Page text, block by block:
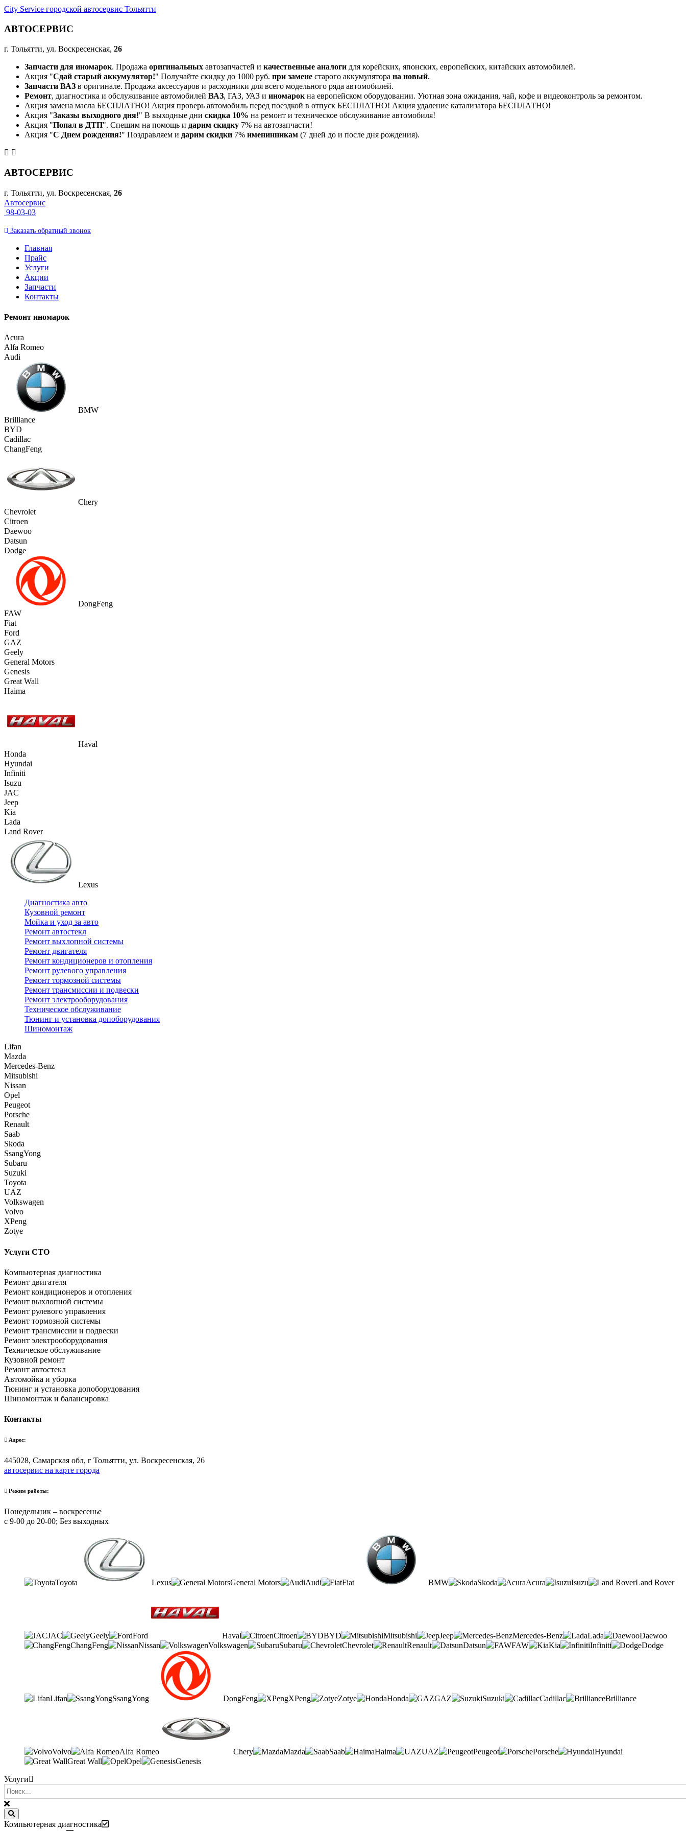
City Service городской автосервис Тольятти
АВТОСЕРВИС
г. Тольятти, ул. Воскресенская, 26
Запчасти для иномарок. Продажа оригинальных автозапчастей и качественные аналоги для корейских, японских, европейских, китайских автомобилей.
Акция "Сдай старый аккумулятор!" Получайте скидку до 1000 руб. при замене старого аккумулятора на новый.
Запчасти ВАЗ в оригинале. Продажа аксессуаров и расходники для всего модельного ряда автомобилей.
Ремонт, диагностика и обслуживание автомобилей ВАЗ, ГАЗ, УАЗ и иномарокна европейском оборудовании. Уютная зона ожидания, чай, кофе и видеоконтроль за ремонтом.
Акция замена масла БЕСПЛАТНО! Акция проверь автомобиль перед поездкой в отпуск БЕСПЛАТНО! Акция удаление катализатора БЕСПЛАТНО!
Акция "Заказы выходного дня!" В выходные дни скидка 10% на ремонт и техническое обслуживание автомобиля!
Акция "Попал в ДТП". Спешим на помощь и дарим скидку 7% на автозапчасти!
Акция "С Днем рождения!" Поздравляем и дарим скидки 7% именинникам (7 дней до и после дня рождения).
АВТОСЕРВИС
г. Тольятти, ул. Воскресенская, 26
Автосервис
98-03-03
Заказать обратный звонок
Главная
Прайс
Услуги
Акции
Запчасти
Контакты
Ремонт иномарок
Acura
Alfa Romeo
Audi
BMW
Brilliance
BYD
Cadillac
ChangFeng
Chery
Chevrolet
Citroen
Daewoo
Datsun
Dodge
DongFeng
FAW
Fiat
Ford
GAZ
Geely
General Motors
Genesis
Great Wall
Haima
Haval
Honda
Hyundai
Infiniti
Isuzu
JAC
Jeep
Kia
Lada
Land Rover
Lexus
Диагностика авто
Кузовной ремонт
Мойка и уход за авто
Ремонт автостекл
Ремонт выхлопной системы
Ремонт двигателя
Ремонт кондиционеров и отопления
Ремонт рулевого управления
Ремонт тормозной системы
Ремонт трансмиссии и подвески
Ремонт электрооборудования
Техническое обслуживание
Тюнинг и установка допоборудования
Шиномонтаж
Lifan
Mazda
Mercedes-Benz
Mitsubishi
Nissan
Opel
Peugeot
Porsche
Renault
Saab
Skoda
SsangYong
Subaru
Suzuki
Toyota
UAZ
Volkswagen
Volvo
XPeng
Zotye
Услуги СТО
Компьютерная диагностика
Ремонт двигателя
Ремонт кондиционеров и отопления
Ремонт выхлопной системы
Ремонт рулевого управления
Ремонт тормозной системы
Ремонт трансмиссии и подвески
Ремонт электрооборудования
Техническое обслуживание
Кузовной ремонт
Ремонт автостекл
Автомойка и уборка
Тюнинг и установка допоборудования
Шиномонтаж и балансировка
Контакты
Адрес:
445028, Самарская обл, г Тольятти, ул. Воскресенская, 26
автосервис на карте города
Режим работы:
Понедельник – воскресенье
с 9-00 до 20-00; Без выходных
Toyota Lexus General Motors Audi Fiat BMW Skoda Acura Isuzu Land Rover
JAC Geely Ford Haval Citroen BYD Mitsubishi Jeep Mercedes-Benz Lada
Daewoo
ChangFeng
Nissan Volkswagen Subaru Chevrolet Renault Datsun FAW Kia Infiniti Dodge
Lifan SsangYong DongFeng XPeng Zotye Honda GAZ Suzuki Cadillac Brilliance
Volvo Alfa Romeo Chery Mazda Saab Haima UAZ Peugeot Porsche
Hyundai
Great Wall
Opel Genesis
Услуги
Компьютерная диагностика